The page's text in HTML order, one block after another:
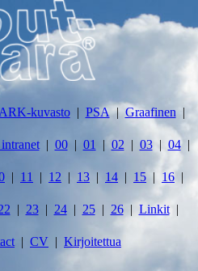
ARK-kuvasto PSA Graafinen
00 01 02 03 04
11 12 13 14 15 16
23 24 25 26 Linkit
CV Kirjoitettua